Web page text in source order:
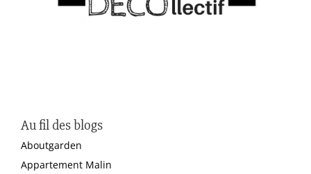
Au fil des blogs
Aboutgarden
Appartement Malin